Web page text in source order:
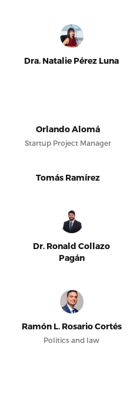
Dra. Natalie Pérez Luna
Orlando Alomá
Startup Project Manager
Tomás Ramírez
Dr. Ronald Collazo
Pagán
Ramón L. Rosario Cortés
Politics and law